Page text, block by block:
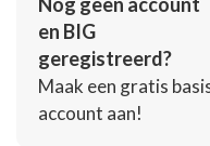
en BIG
geregistreerd?
Maak een gratis
account aan!